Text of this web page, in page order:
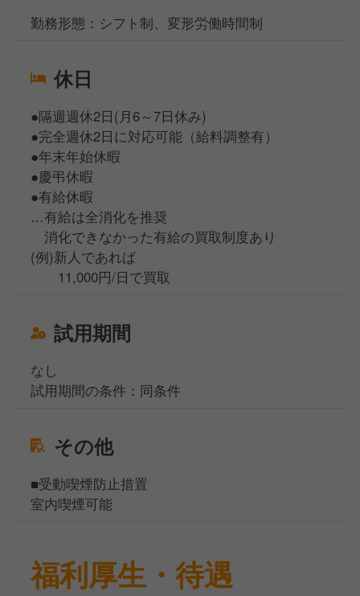
勤務形態：シフト制、変形労働時間制
休日
●隔週週休2日(月6～7日休み)
●完全週休2日に対応可能（給料調整有）
●年末年始休暇
●慶弔休暇
●有給休暇
…有給は全消化を推奨
消化できなかった有給の買取制度あり
(例)新人であれば
11,000円/日で買取
試用期間
なし
試用期間の条件：同条件
その他
■受動喫煙防止措置
室内喫煙可能
福利厚生・待遇